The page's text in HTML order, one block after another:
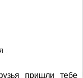
пришли тебе